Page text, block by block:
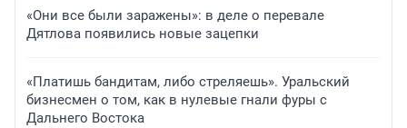
«Они все были заражены»: в деле о перевале
Дятлова появились новые зацепки
«Платишь бандитам, либо стреляешь». Уральский
бизнесмен о том, как в нулевые гнали фуры с
Дальнего Востока